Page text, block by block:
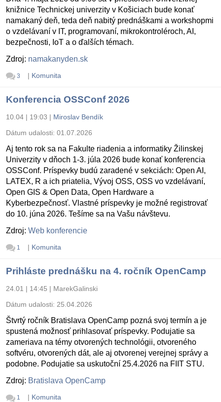
knižnice Technickej univerzity v Košiciach bude konať
namakaný deň, teda deň nabitý prednáškami a workshopmi
o vzdelávaní v IT, programovaní, mikrokontroléroch, AI,
bezpečnosti, IoT a o ďalších témach.
Zdroj: namakanyden.sk
3 | Komunita
Konferencia OSSConf 2026
10.04 | 19:03 | Miroslav Bendík
Dátum udalosti: 01.07.2026
Aj tento rok sa na Fakulte riadenia a informatiky Žilinskej
Univerzity v dňoch 1-3. júla 2026 bude konať konferencia
OSSConf. Príspevky budú zaradené v sekciách: Open AI,
LATEX, R a ich priatelia, Vývoj OSS, OSS vo vzdelávaní,
Open GIS & Open Data, Open Hardware a
Kyberbezpečnosť. Vlastné príspevky je možné registrovať
do 10. júna 2026. Tešíme sa na Vašu návštevu.
Zdroj: Web konferencie
1 | Komunita
Prihláste prednášku na 4. ročník OpenCamp
24.01 | 14:45 | MarekGalinski
Dátum udalosti: 25.04.2026
Štvrtý ročník Bratislava OpenCamp pozná svoj termín a je
spustená možnosť prihlasovať príspevky. Podujatie sa
zameriava na témy otvorených technológii, otvoreného
softvéru, otvorených dát, ale aj otvorenej verejnej správy a
podobne. Podujatie sa uskutoční 25.4.2026 na FIIT STU.
Zdroj: Bratislava OpenCamp
1 | Komunita